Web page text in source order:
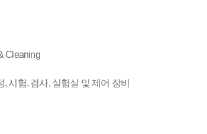
Cleaning
시험, 검사, 실험실 및 제어 장비